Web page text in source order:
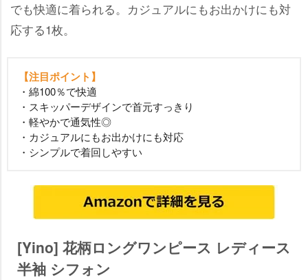
でも快適に着られる。カジュアルにもお出かけにも対
応する1枚。
【注目ポイント】
・綿100％で快適
・スキッパーデザインで首元すっきり
・軽やかで通気性◎
・カジュアルにもお出かけにも対応
・シンプルで着回しやすい
[Yino] 花柄ロングワンピース レディース
半袖 シフォン